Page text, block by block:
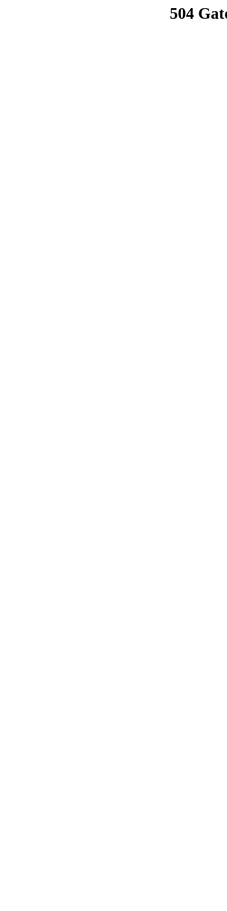
504